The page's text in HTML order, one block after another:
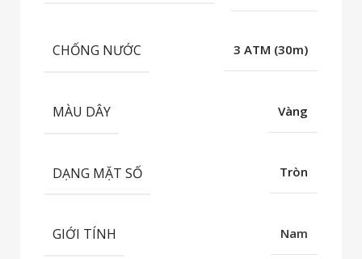
CHỐNG NƯỚC 3 ATM (30m)
MÀU DÂY Vàng
DẠNG MẶT SỐ Tròn
GIỚI TÍNH Nam